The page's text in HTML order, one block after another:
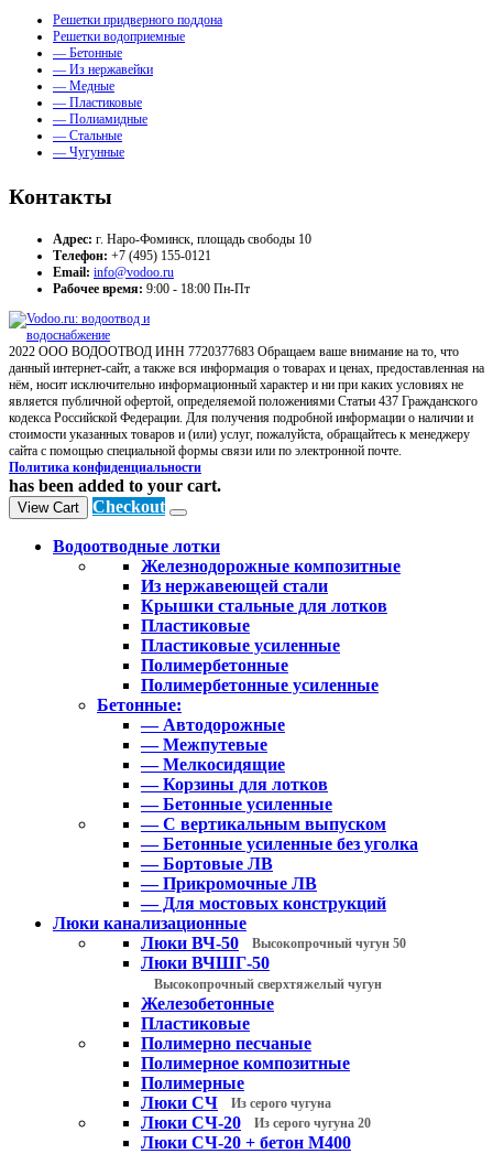
Решетки придверного поддона
Решетки водоприемные
— Бетонные
— Из нержавейки
— Медные
— Пластиковые
— Полиамидные
— Стальные
— Чугунные
Контакты
Адрес: г. Наро-Фоминск, площадь свободы 10
Телефон: +7 (495) 155-0121
Email: info@vodoo.ru
Рабочее время: 9:00 - 18:00 Пн-Пт
2022 ООО ВОДООТВОД ИНН 7720377683 Обращаем ваше внимание на то, что
данный интернет-сайт, а также вся информация о товарах и ценах, предоставленная на
нём, носит исключительно информационный характер и ни при каких условиях не
является публичной офертой, определяемой положениями Статьи 437 Гражданского
кодекса Российской Федерации. Для получения подробной информации о наличии и
стоимости указанных товаров и (или) услуг, пожалуйста, обращайтесь к менеджеру
сайта с помощью специальной формы связи или по электронной почте.
Политика конфиденциальности
has been added to your cart.
View Cart Checkout
Водоотводные лотки
Железнодорожные композитные
Из нержавеющей стали
Крышки стальные для лотков
Пластиковые
Пластиковые усиленные
Полимербетонные
Полимербетонные усиленные
Бетонные:
— Автодорожные
— Межпутевые
— Мелкосидящие
— Корзины для лотков
— Бетонные усиленные
— С вертикальным выпуском
— Бетонные усиленные без уголка
— Бортовые ЛВ
— Прикромочные ЛВ
— Для мостовых конструкций
Люки канализационные
Люки ВЧ-50
Высокопрочный чугун 50
Люки ВЧШГ-50
Высокопрочный сверхтяжелый чугун
Железобетонные
Пластиковые
Полимерно песчаные
Полимерное композитные
Полимерные
Люки СЧ
Из серого чугуна
Люки СЧ-20 Из серого чугуна 20
Люки СЧ-20 + бетон М400